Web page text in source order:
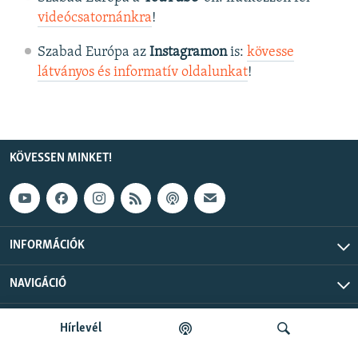
Hírlevél
videócsatornánkra!
Szabad Európa az Instagramonis: kövesse
látványos és informatív oldalunkat! ​
KÖVESSEN MINKET!
INFORMÁCIÓK
NAVIGÁCIÓ
Szabad Európa © 2026 RFE/RL, Inc. Minden jog fenntartva.